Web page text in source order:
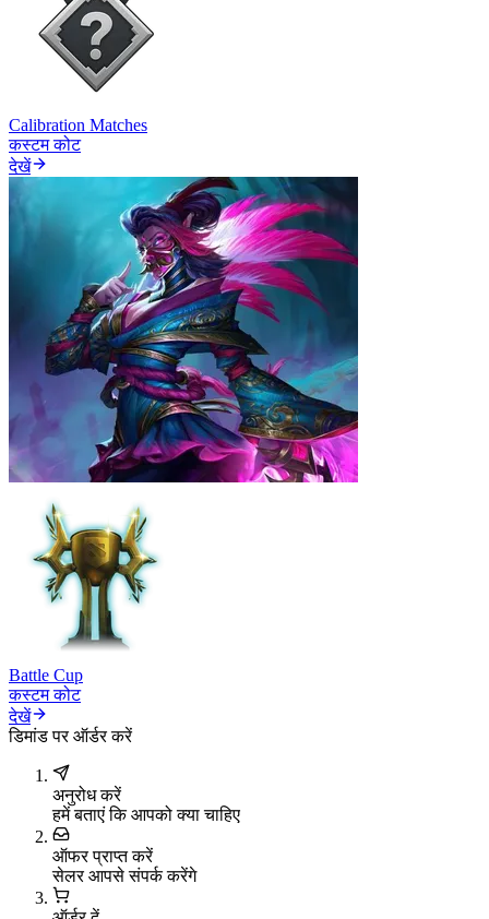
Calibration Matches
कस्टम कोट
देखें
Battle Cup
कस्टम कोट
देखें
डिमांड पर ऑर्डर करें
अनुरोध करें
हमें बताएं कि आपको क्या चाहिए
ऑफर प्राप्त करें
सेलर आपसे संपर्क करेंगे